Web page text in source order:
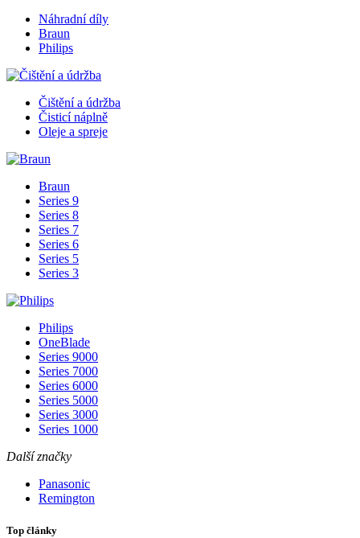
Náhradní díly
Braun
Philips
Čištění a údržba
Čisticí náplně
Oleje a spreje
Braun
Series 9
Series 8
Series 7
Series 6
Series 5
Series 3
Philips
OneBlade
Series 9000
Series 7000
Series 6000
Series 5000
Series 3000
Series 1000
Další značky
Panasonic
Remington
Top články